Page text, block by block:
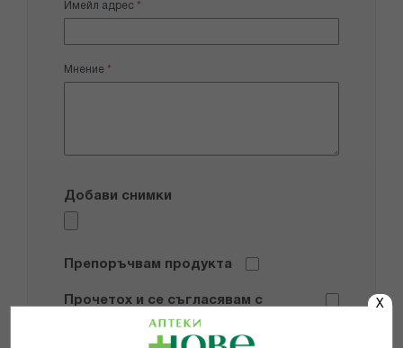
X
Имейл адрес
Мнение
Добави снимки
Препоръчвам продукта
Прочетох и се съгласявам с
Общите условия и политиката за
поверителност *